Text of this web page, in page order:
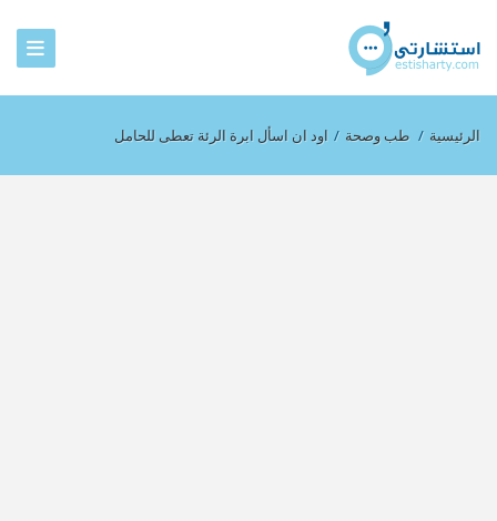
الرئيسية / طب وصحة / اود ان اسأل ابرة الرئة تعطى للحامل